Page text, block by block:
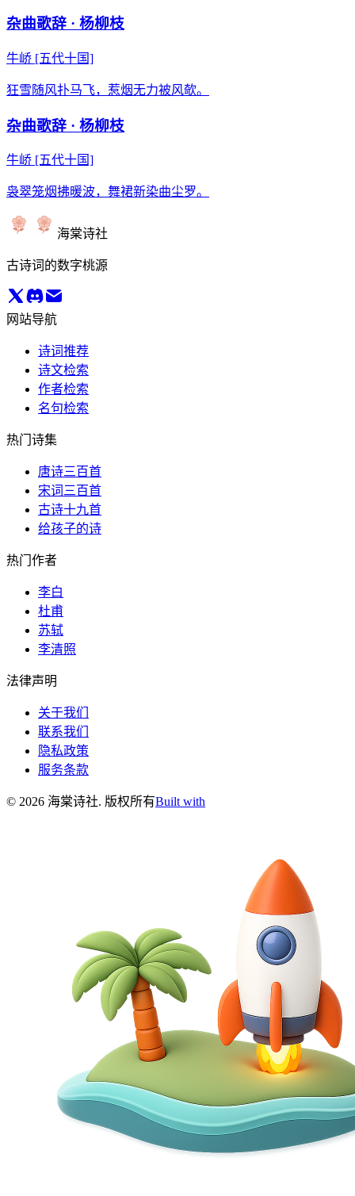
杂曲歌辞 · 杨柳枝
牛峤 [五代十国]
狂雪随风扑马飞，惹烟无力被风欹。
杂曲歌辞 · 杨柳枝
牛峤 [五代十国]
袅翠笼烟拂暖波，舞裙新染曲尘罗。
海棠诗社
古诗词的数字桃源
网站导航
诗词推荐
诗文检索
作者检索
名句检索
热门诗集
唐诗三百首
宋词三百首
古诗十九首
给孩子的诗
热门作者
李白
杜甫
苏轼
李清照
法律声明
关于我们
联系我们
隐私政策
服务条款
© 2026 海棠诗社. 版权所有Built with